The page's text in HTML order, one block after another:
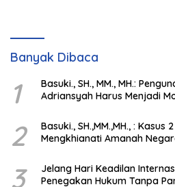
Banyak Dibaca
1
Basuki., SH., MM., MH.:
Adriansyah Harus Menjadi
2
Basuki., SH.,MM.,MH., : Kasus
Mengkhianati Amanah
3
Jelang Hari Keadilan
Penegakan Hukum Tanpa